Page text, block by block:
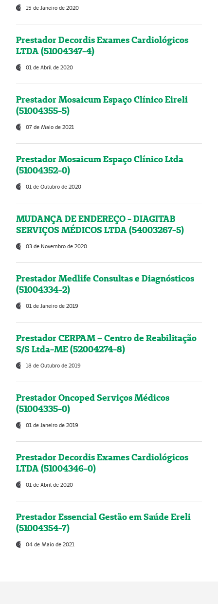
15 de Janeiro de 2020
Prestador Decordis Exames Cardiológicos
LTDA (51004347-4)
01 de Abril de 2020
Prestador Mosaicum Espaço Clínico Eireli
(51004355-5)
07 de Maio de 2021
Prestador Mosaicum Espaço Clínico Ltda
(51004352-0)
01 de Outubro de 2020
MUDANÇA DE ENDEREÇO - DIAGITAB
SERVIÇOS MÉDICOS LTDA (54003267-5)
03 de Novembro de 2020
Prestador Medlife Consultas e Diagnósticos
(51004334-2)
01 de Janeiro de 2019
Prestador CERPAM – Centro de Reabilitação
S/S Ltda-ME (52004274-8)
18 de Outubro de 2019
Prestador Oncoped Serviços Médicos
(51004335-0)
01 de Janeiro de 2019
Prestador Decordis Exames Cardiológicos
LTDA (51004346-0)
01 de Abril de 2020
Prestador Essencial Gestão em Saúde Ereli
(51004354-7)
04 de Maio de 2021